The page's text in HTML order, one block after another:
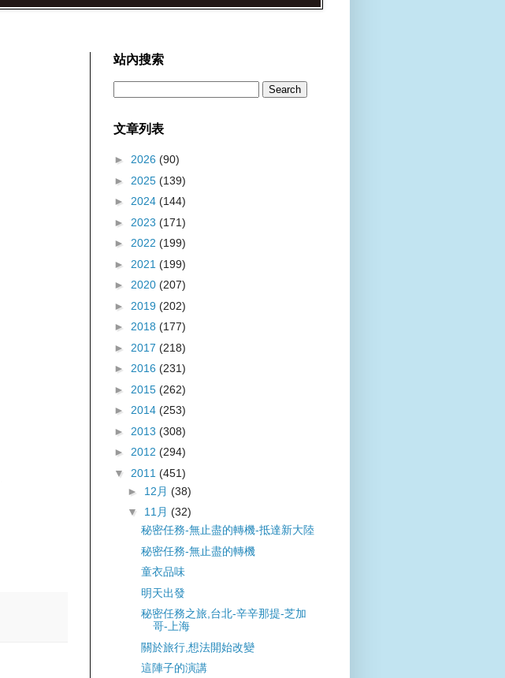
站內搜索
文章列表
► 2026 (90)
► 2025 (139)
► 2024 (144)
► 2023 (171)
► 2022 (199)
► 2021 (199)
► 2020 (207)
► 2019 (202)
► 2018 (177)
► 2017 (218)
► 2016 (231)
► 2015 (262)
► 2014 (253)
► 2013 (308)
► 2012 (294)
▼ 2011 (451)
► 12月 (38)
▼ 11月 (32)
秘密任務-無止盡的轉機-抵達新大陸
秘密任務-無止盡的轉機
童衣品味
明天出發
秘密任務之旅,台北-辛辛那提-芝加
哥-上海
關於旅行,想法開始改變
這陣子的演講